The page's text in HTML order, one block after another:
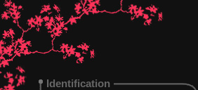
Identification